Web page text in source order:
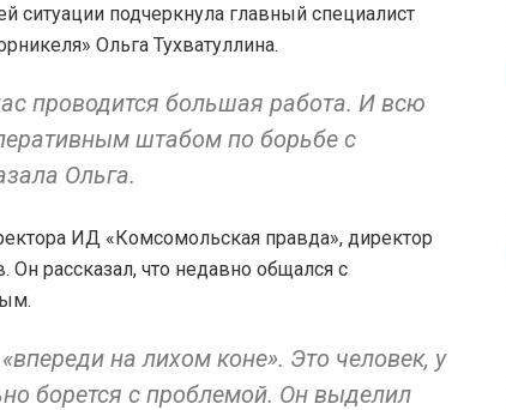
ситуации подчеркнула главный специалист
Ольга Тухватуллина.
проводится большая работа. И всю
штабом по борьбе с
Ольга.
ИД «Комсомольская правда», директор
рассказал, что недавно общался с
на лихом коне». Это человек, у
борется с проблемой. Он выделил